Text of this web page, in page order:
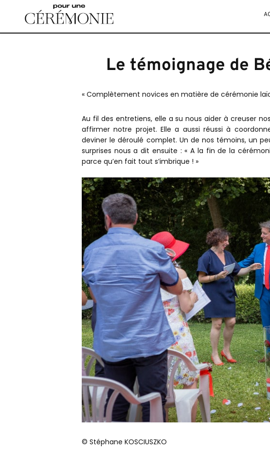
contenu
Le témoignage de
« Complètement novices en matière de cérémonie
Au fil des entretiens, elle a su nous aider à creuser
affirmer notre projet. Elle a aussi réussi à
deviner le déroulé complet. Un de nos témoins, un
surprises nous a dit ensuite : « A la fin de la
parce qu’en fait tout s’imbrique ! »
© Stéphane KOSCIUSZKO